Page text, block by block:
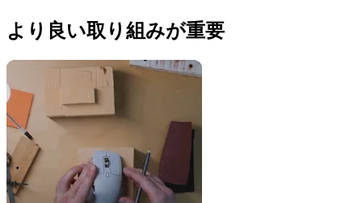
より良い取り組みが重要